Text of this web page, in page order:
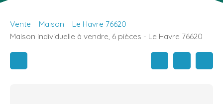
Vente Maison
Le Havre 76620
Maison individuelle à vendre, 6 pièces - Le Havre 76620